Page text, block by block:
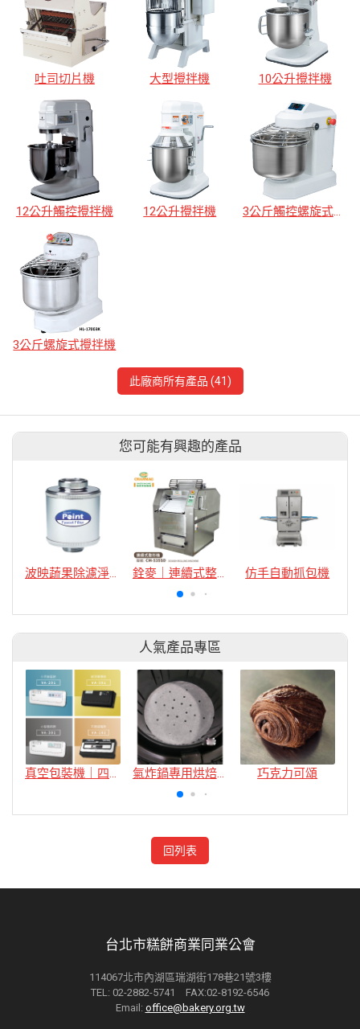
吐司切片機 大型攪拌機 10公升攪拌機
12公升觸控攪拌機 12公升攪拌機 3公斤觸控螺旋式攪拌機
3公斤螺旋式攪拌機
此廠商所有產品 (41)
您可能有興趣的產品
波映蔬果除濾淨水器 銓麥｜連續式整形機 仿手自動抓包機
人氣產品專區
真空包裝機｜四款 氣炸鍋專用烘焙紙 巧克力可頌
回列表
台北市糕餅商業同業公會
114067北市內湖區瑞湖街178巷21號3樓
TEL: 02-2882-5741 FAX:02-8192-6546
Email: office@bakery.org.tw